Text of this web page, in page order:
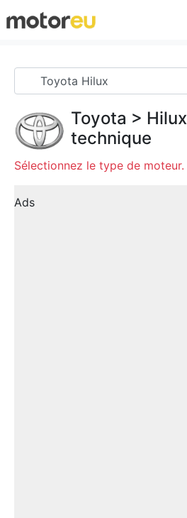
Toyota > Hilux
technique
Sélectionnez le type de moteur.
Ads